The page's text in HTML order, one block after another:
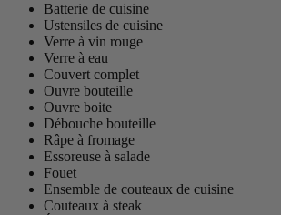
Batterie de cuisine
Ustensiles de cuisine
Verre à vin rouge
Verre à eau
Couvert complet
Ouvre bouteille
Ouvre boite
Débouche bouteille
Râpe à fromage
Essoreuse à salade
Fouet
Ensemble de couteaux de cuisine
Couteaux à steak